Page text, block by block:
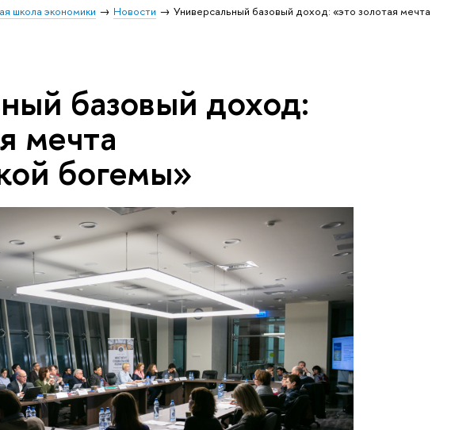
школа экономики Новости
Универсальный базовый доход: «это золотая мечта
базовый доход:
мечта
богемы»